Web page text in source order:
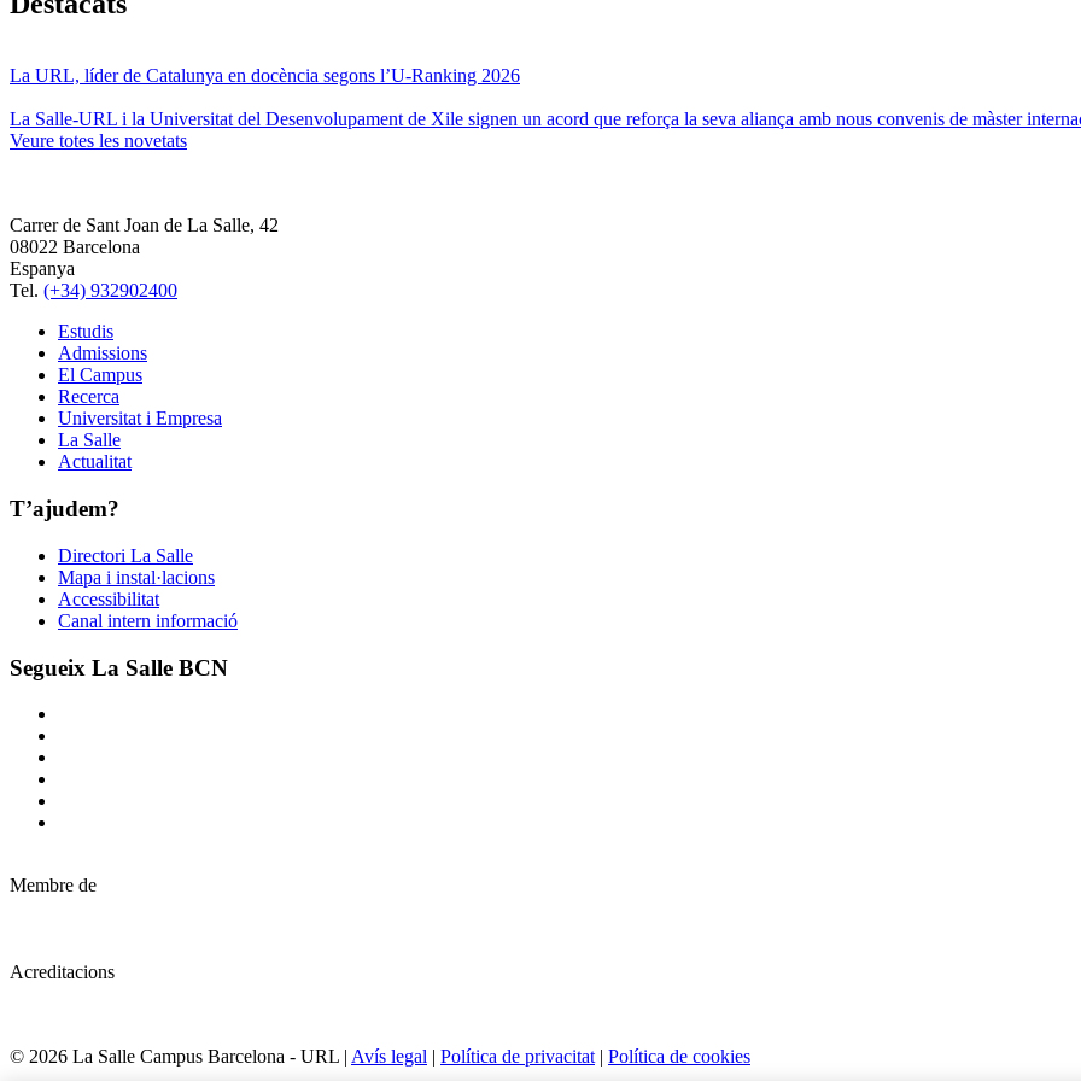
La URL, líder de Catalunya en docència segons l’U-Ranking 2026
La Salle-URL i la Universitat del Desenvolupament de Xile signen un acord que reforça la seva aliança amb nous convenis de màster
Veure totes les novetats
Carrer de Sant Joan de La Salle, 42
08022 Barcelona
Espanya
Tel. (+34) 932902400
Estudis
Admissions
El Campus
Recerca
Universitat i Empresa
La Salle
Actualitat
T’ajudem?
Directori La Salle
Mapa i instal·lacions
Accessibilitat
Canal intern informació
Segueix La Salle BCN
Membre de
Acreditacions
© 2026 La Salle Campus Barcelona - URL | Avís legal | Política de privacitat | Política de cookies